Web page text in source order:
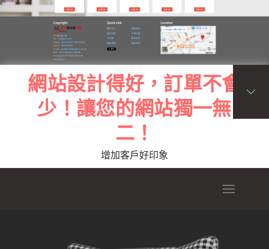
Skip
to
content
網站設計得好，訂單不會
少！讓您的網站獨一無
二！
增加客戶好印象